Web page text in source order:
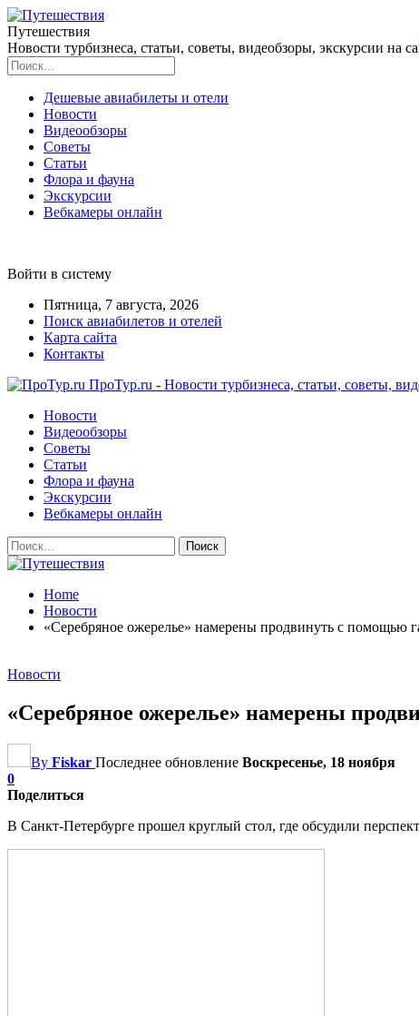
Путешествия
Новости турбизнеса, статьи, советы, видеобзоры, экскурсии на
Дешевые авиабилеты и отели
Новости
Видеообзоры
Советы
Статьи
Флора и фауна
Экскурсии
Вебкамеры онлайн
Войти в систему
Пятница, 7 августа, 2026
Поиск авиабилетов и отелей
Карта сайта
Контакты
ПроТур.ru - Новости турбизнеса, статьи, советы,
Новости
Видеообзоры
Советы
Статьи
Флора и фауна
Экскурсии
Вебкамеры онлайн
Home
Новости
«Серебряное ожерелье» намерены продвинуть с помощью
Новости
«Серебряное ожерелье» намерены
By Fiskar Последнее обновление Воскресенье, 18 ноября
0
Поделиться
В Санкт-Петербурге прошел круглый стол, где обсудили